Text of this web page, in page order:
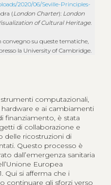
2020/06/Seville-Principles-
(London Charter): London
of Cultural Heritage.
su queste tematiche,
la University of Cambridge.
computazionali,
e ai cambiamenti
finanziamento, è stata
di collaborazione e
delle ricostruzioni di
Questo processo è
dall’emergenza sanitaria
Europea
Qui si afferma che i
continuare gli sforzi verso